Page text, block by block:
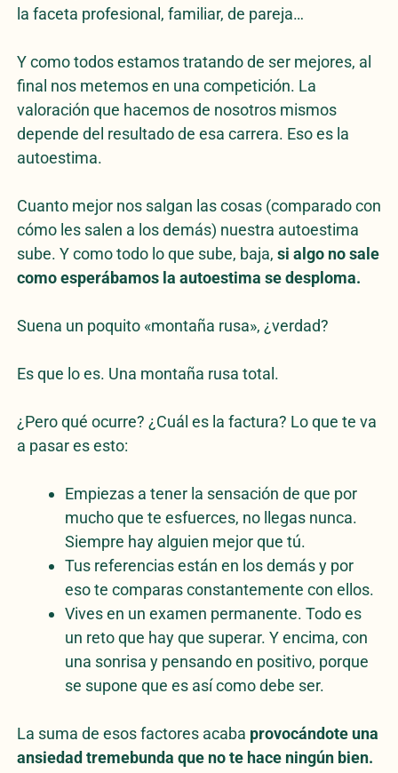
la faceta profesional, familiar, de pareja…
Y como todos estamos tratando de ser mejores, al
final nos metemos en una competición. La
valoración que hacemos de nosotros mismos
depende del resultado de esa carrera. Eso es la
autoestima.
Cuanto mejor nos salgan las cosas (comparado con
cómo les salen a los demás) nuestra autoestima
sube. Y como todo lo que sube, baja, si algo no sale
como esperábamos la autoestima se desploma.
Suena un poquito «montaña rusa», ¿verdad?
Es que lo es. Una montaña rusa total.
¿Pero qué ocurre? ¿Cuál es la factura? Lo que te va
a pasar es esto:
Empiezas a tener la sensación de que por
mucho que te esfuerces, no llegas nunca.
Siempre hay alguien mejor que tú.
Tus referencias están en los demás y por
eso te comparas constantemente con ellos.
Vives en un examen permanente. Todo es
un reto que hay que superar. Y encima, con
una sonrisa y pensando en positivo, porque
se supone que es así como debe ser.
La suma de esos factores acaba provocándote una
ansiedad tremebunda que no te hace ningún bien.